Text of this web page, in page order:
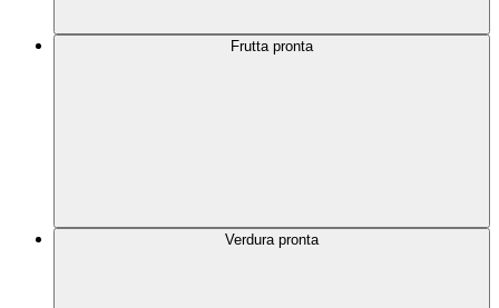
Frutta pronta
Verdura pronta